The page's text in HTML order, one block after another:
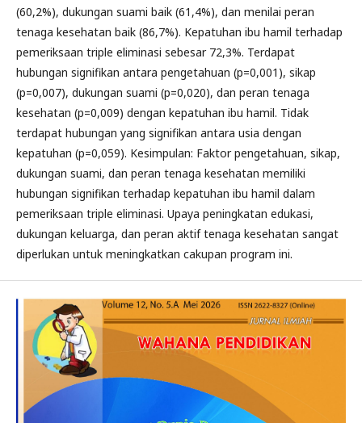
(60,2%), dukungan suami baik (61,4%), dan menilai peran
tenaga kesehatan baik (86,7%). Kepatuhan ibu hamil terhadap
pemeriksaan triple eliminasi sebesar 72,3%. Terdapat
hubungan signifikan antara pengetahuan (p=0,001), sikap
(p=0,007), dukungan suami (p=0,020), dan peran tenaga
kesehatan (p=0,009) dengan kepatuhan ibu hamil. Tidak
terdapat hubungan yang signifikan antara usia dengan
kepatuhan (p=0,059). Kesimpulan: Faktor pengetahuan, sikap,
dukungan suami, dan peran tenaga kesehatan memiliki
hubungan signifikan terhadap kepatuhan ibu hamil dalam
pemeriksaan triple eliminasi. Upaya peningkatan edukasi,
dukungan keluarga, dan peran aktif tenaga kesehatan sangat
diperlukan untuk meningkatkan cakupan program ini.